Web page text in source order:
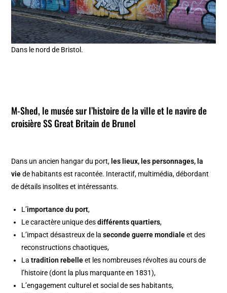
Dans le nord de Bristol.
M-Shed, le musée sur l’histoire de la ville et le navire de
croisière SS Great Britain de Brunel
Dans un ancien hangar du port, les lieux, les personnages, la
viede habitants est racontée. Interactif, multimédia, débordant
de détails insolites et intéressants.
L’importance du port,
Le caractère unique desdifférents quartiers,
L’impact désastreux de laseconde guerre mondialeet des
reconstructions chaotiques,
Latradition rebelleet les nombreuses révoltes au cours de
l’histoire (dont la plus marquante en 1831),
L’engagement culturel et social de ses habitants,